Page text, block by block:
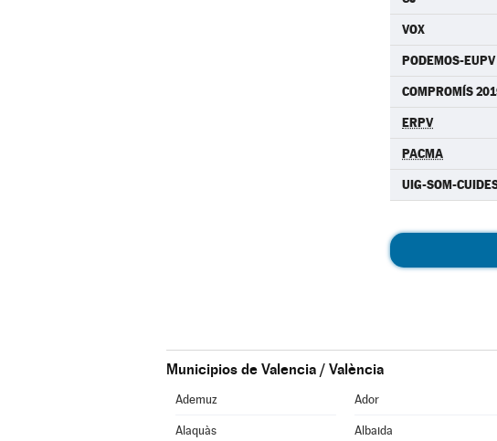
VOX
PODEMOS-EUPV
COMPROMÍS
ERPV
PACMA
UIG-SOM-
Municipios de Valencia / València
Ademuz Ador
Alaquàs Albaida